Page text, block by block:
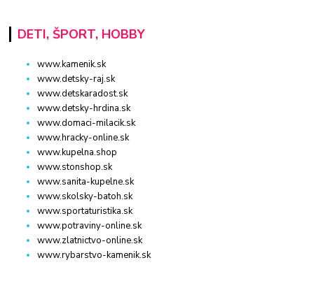
DETI, ŠPORT, HOBBY
www.kamenik.sk
www.detsky-raj.sk
www.detskaradost.sk
www.detsky-hrdina.sk
www.domaci-milacik.sk
www.hracky-online.sk
www.kupelna.shop
www.stonshop.sk
www.sanita-kupelne.sk
www.skolsky-batoh.sk
www.sportaturistika.sk
www.potraviny-online.sk
www.zlatnictvo-online.sk
www.rybarstvo-kamenik.sk